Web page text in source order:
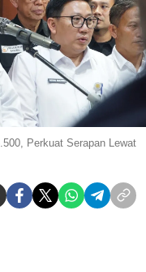
Perkuat Serapan Lewat